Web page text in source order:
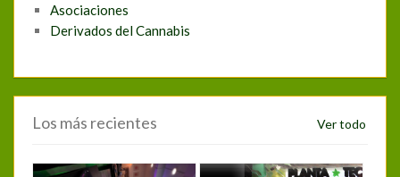
Asociaciones
Derivados del Cannabis
Los más recientes Ver todo